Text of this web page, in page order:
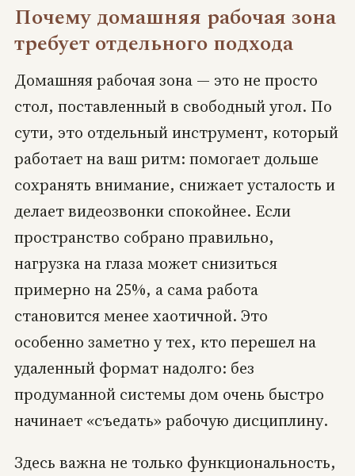
Почему домашняя рабочая зона
требует отдельного подхода
Домашняя рабочая зона — это не просто
стол, поставленный в свободный угол. По
сути, это отдельный инструмент, который
работает на ваш ритм: помогает дольше
сохранять внимание, снижает усталость и
делает видеозвонки спокойнее. Если
пространство собрано правильно,
нагрузка на глаза может снизиться
примерно на 25%, а сама работа
становится менее хаотичной. Это
особенно заметно у тех, кто перешел на
удаленный формат надолго: без
продуманной системы дом очень быстро
начинает «съедать» рабочую дисциплину.
Здесь важна не только функциональность,